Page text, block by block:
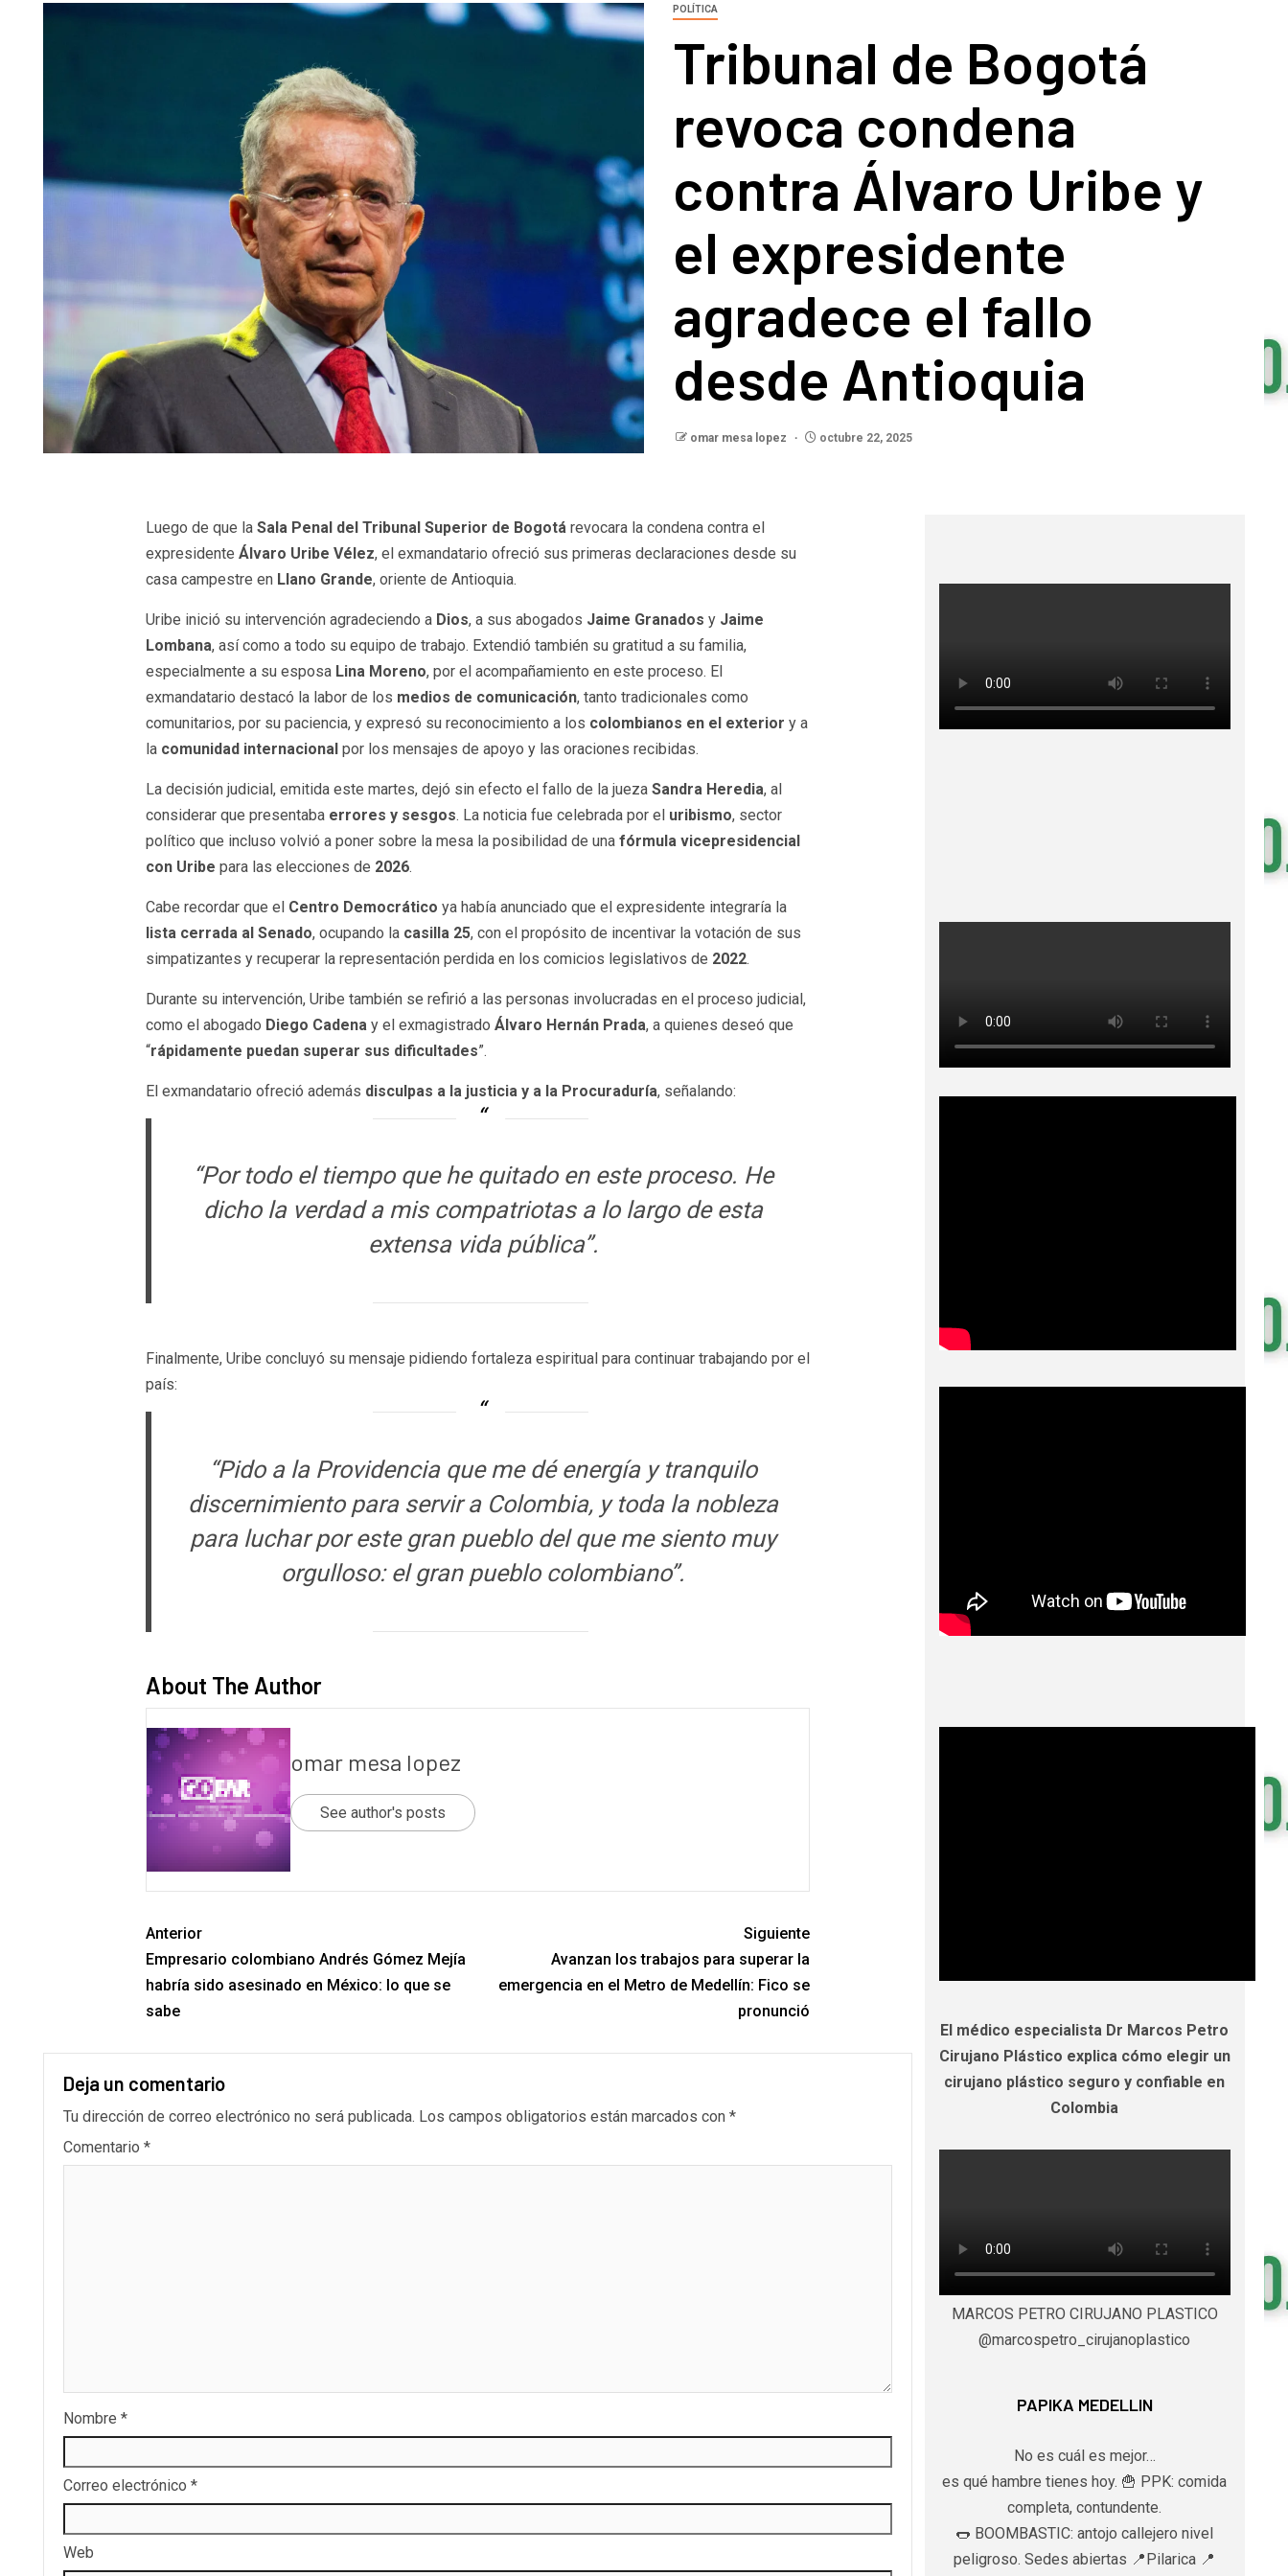
POLÍTICA
Tribunal de Bogotá
revoca condena
contra Álvaro Uribe y
el expresidente
agradece el fallo
desde Antioquia
omar mesa lopez octubre 22, 2025
Luego de que la Sala Penal del Tribunal Superior de Bogotá revocara la condena contra el
expresidente Álvaro Uribe Vélez, el exmandatario ofreció sus primeras declaraciones desde su
casa campestre en Llano Grande, oriente de Antioquia.
Uribe inició su intervención agradeciendo a Dios, a sus abogados Jaime Granados y Jaime
Lombana, así como a todo su equipo de trabajo. Extendió también su gratitud a su familia,
especialmente a su esposa Lina Moreno, por el acompañamiento en este proceso. El
exmandatario destacó la labor de los medios de comunicación, tanto tradicionales como
comunitarios, por su paciencia, y expresó su reconocimiento a los colombianos en el exterior y a
la comunidad internacionalpor los mensajes de apoyo y las oraciones recibidas.
La decisión judicial, emitida este martes, dejó sin efecto el fallo de la jueza Sandra Heredia, al
considerar que presentaba errores y sesgos. La noticia fue celebrada por el uribismo, sector
político que incluso volvió a poner sobre la mesa la posibilidad de una fórmula vicepresidencial
con Uribe para las elecciones de 2026.
Cabe recordar que el Centro Democrático ya había anunciado que el expresidente integraría la
lista cerrada al Senado, ocupando la casilla 25, con el propósito de incentivar la votación de sus
simpatizantes y recuperar la representación perdida en los comicios legislativos de 2022.
Durante su intervención, Uribe también se refirió a las personas involucradas en el proceso judicial,
como el abogado Diego Cadena y el exmagistrado Álvaro Hernán Prada, a quienes deseó que
“rápidamente puedan superar sus dificultades”.
El exmandatario ofreció además disculpas a la justicia y a la Procuraduría, señalando:
“Por todo el tiempo que he quitado en este proceso. He
dicho la verdad a mis compatriotas a lo largo de esta
extensa vida pública”.
Finalmente, Uribe concluyó su mensaje pidiendo fortaleza espiritual para continuar trabajando por el
país:
“Pido a la Providencia que me dé energía y tranquilo
discernimiento para servir a Colombia, y toda la nobleza
para luchar por este gran pueblo del que me siento muy
orgulloso: el gran pueblo colombiano”.
About The Author
omar mesa lopez
See author's posts
Anterior
Empresario colombiano Andrés Gómez Mejía
habría sido asesinado en México: lo que se
sabe
Siguiente
Avanzan los trabajos para superar la
emergencia en el Metro de Medellín: Fico se
pronunció
Deja un comentario
Tu dirección de correo electrónico no será publicada. Los campos obligatorios están marcados con *
Comentario *
Nombre *
Correo electrónico *
Web
El médico especialista Dr Marcos Petro
Cirujano Plástico explica cómo elegir un
cirujano plástico seguro y confiable en
Colombia
MARCOS PETRO CIRUJANO PLASTICO
@marcospetro_cirujanoplastico
PAPIKA MEDELLIN
No es cuál es mejor…
es qué hambre tienes hoy. 🍟 PPK: comida
completa, contundente.
🌭 BOOMBASTIC: antojo callejero nivel
peligroso. Sedes abiertas 📍Pilarica 📍